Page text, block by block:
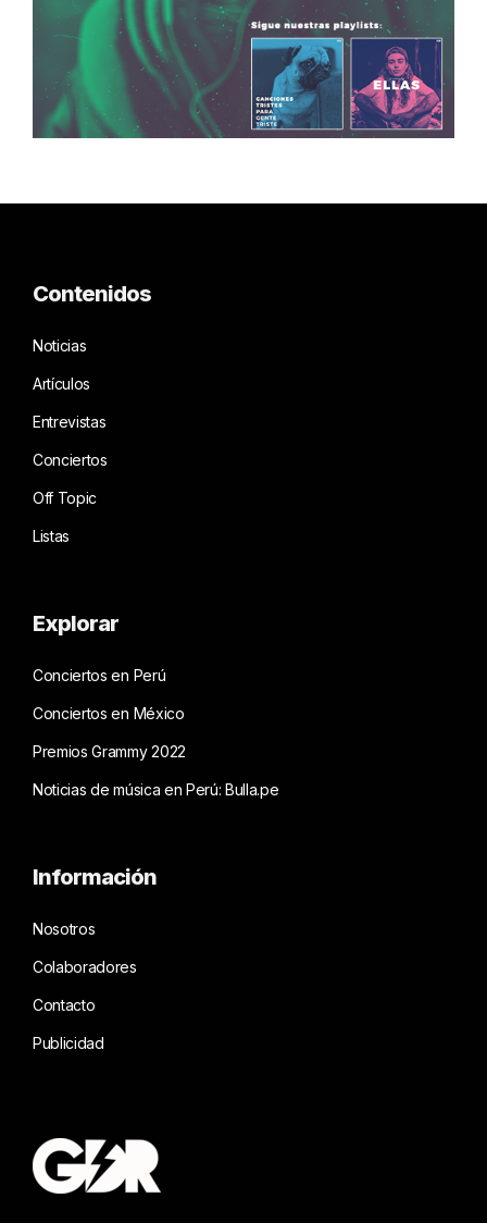
Contenidos
Noticias
Artículos
Entrevistas
Conciertos
Off Topic
Listas
Explorar
Conciertos en Perú
Conciertos en México
Premios Grammy 2022
Noticias de música en Perú: Bulla.pe
Información
Nosotros
Colaboradores
Contacto
Publicidad